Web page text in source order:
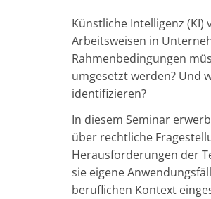
Künstliche Intelligenz
Arbeitsweisen in
Rahmenbedingungen
umgesetzt werden? Und
identifizieren?
In diesem Seminar
über rechtliche
Herausforderungen der
sie eigene
beruflichen Kontext